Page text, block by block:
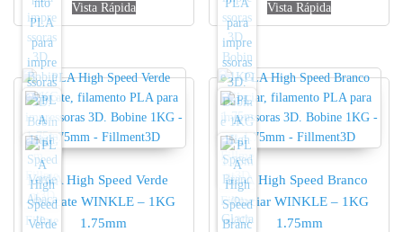
Vista Rápida Vista Rápida
PLA High Speed Verde
Abacate WINKLE – 1KG
1.75mm
PLA High Speed Branco
Glaciar WINKLE – 1KG
1.75mm